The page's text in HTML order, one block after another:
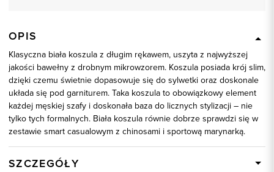
OPIS
Klasyczna biała koszula z długim rękawem, uszyta z najwyższej
jakości bawełny z drobnym mikrowzorem. Koszula posiada krój slim,
dzięki czemu świetnie dopasowuje się do sylwetki oraz doskonale
układa się pod garniturem. Taka koszula to obowiązkowy element
każdej męskiej szafy i doskonała baza do licznych stylizacji – nie
tylko tych formalnych. Biała koszula równie dobrze sprawdzi się w
zestawie smart casualowym z chinosami i sportową marynarką.
SZCZEGÓŁY